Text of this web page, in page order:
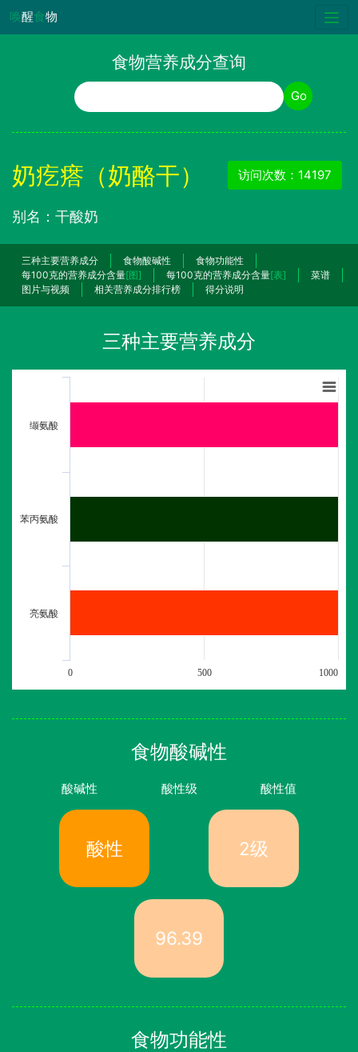
唤醒食物
食物营养成分查询
食物名称 Go
奶疙瘩（奶酪干） 访问次数：14197
别名：干酸奶
三种主要营养成分 食物酸碱性
食物功能性
每100克的营养成分含量[图] 每100克的营养成分含量[表]
菜谱
图片与视频
相关营养成分排行榜 得分说明
三种主要营养成分
缬氨酸
苯丙氨酸
亮氨酸
0 500 1000
食物酸碱性
酸碱性 酸性级 酸性值
酸性 2级
96.39
食物功能性